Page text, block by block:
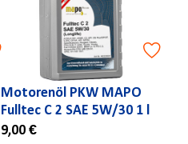
Motorenöl PKW MAPO
Fulltec C 2 SAE 5W/30 1 l
9,00 €